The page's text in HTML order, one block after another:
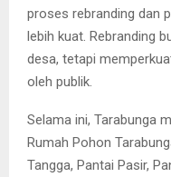
proses rebranding dan
lebih kuat. Rebranding
desa, tetapi
oleh publik.
Selama ini, Tarabunga
Rumah Pohon
Tangga, Pantai Pasir,